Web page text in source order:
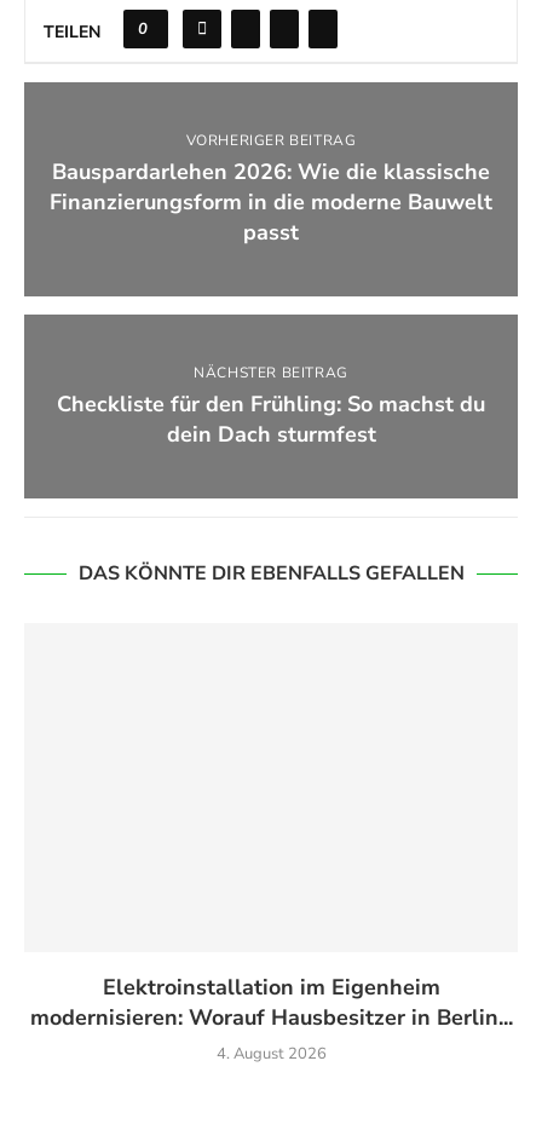
TEILEN 0
VORHERIGER BEITRAG
Bauspardarlehen 2026: Wie die klassische
Finanzierungsform in die moderne Bauwelt
passt
NÄCHSTER BEITRAG
Checkliste für den Frühling: So machst du
dein Dach sturmfest
DAS KÖNNTE DIR EBENFALLS GEFALLEN
Elektroinstallation im Eigenheim
modernisieren: Worauf Hausbesitzer in Berlin...
4. August 2026